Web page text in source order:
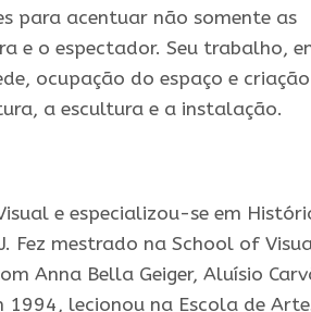
para acentuar não somente as
e o espectador. Seu trabalho,
ocupação do espaço e
a escultura e a instalação.
e especializou-se em
Fez mestrado na School of
Anna Bella Geiger, Aluísio
1994, lecionou na Escola de